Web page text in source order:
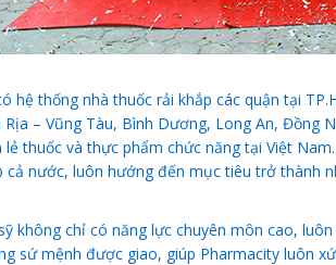
hệ thống nhà thuốc rải khắp các quận tại
– Vũng Tàu, Bình Dương, Long An,
thuốc và thực phẩm chức năng tại Việt
cả nước, luôn hướng đến mục tiêu trở thành
không chỉ có năng lực chuyên môn cao,
sứ mệnh được giao, giúp Pharmacity luôn